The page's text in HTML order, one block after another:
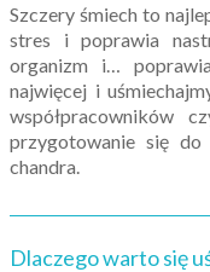
Szczery śmiech to
stres i poprawia
organizm i…
najwięcej i
współpracowników
przygotowanie się
chandra.
Dlaczego warto się